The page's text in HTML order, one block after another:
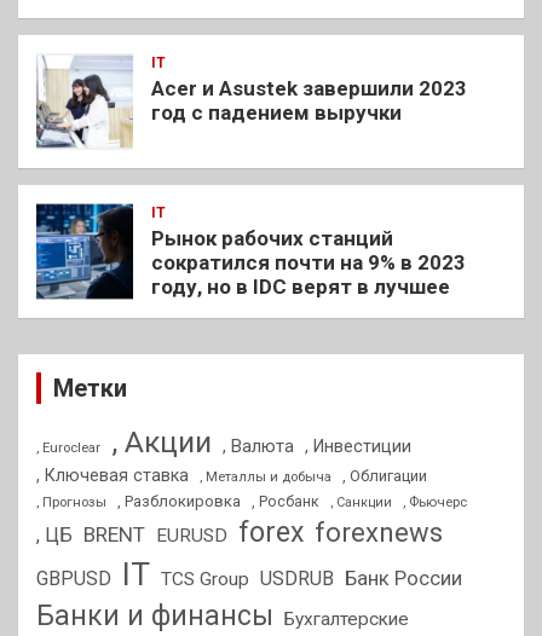
IT
Acer и Asustek завершили 2023
год с падением выручки
IT
Рынок рабочих станций
сократился почти на 9% в 2023
году, но в IDC верят в лучшее
Метки
, Euroclear , Акции , Валюта , Инвестиции
, Ключевая ставка
, Металлы и добыча , Облигации
, Прогнозы , Разблокировка , Росбанк , Санкции , Фьючерс
, ЦБ BRENT EURUSD forex forexnews
GBPUSD IT TCS Group USDRUB Банк России
Банки и финансы
Бухгалтерские